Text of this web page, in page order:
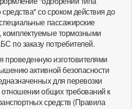
средства" со сроком действия до
пассажирские
комплектуемые тормозными
по заказу потребителей.
проведенную изготовителями
активной безопасности
для перевозки
общих требований к
средств (Правила